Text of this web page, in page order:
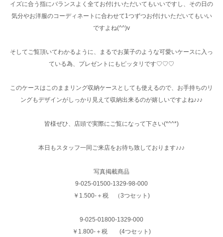
イズに合う指にバランスよく全てお付けいただいてもいいですし、その日の
気分やお洋服のコーディネートに合わせて1つずつお付けいただいてもいい
ですよね(^^)v
そしてご覧頂いてわかるように、まるでお菓子のような可愛いケースに入っ
ている為、プレゼントにもピッタリです♡♡♡
このケースはこのままリング収納ケースとしても使えるので、お手持ちのリ
ングもデザインがしっかり見えて収納出来るのが嬉しいですよね♪♪♪
皆様ぜひ、店頭で実際にご覧になって下さい(*^^*)
本日もスタッフ一同ご来店をお待ち致しております♪♪♪
写真掲載商品
9-025-01500-1329-98-000
￥1.500-＋税 （3つセット)
9-025-01800-1329-000
￥1.800-＋税 (4つセット)